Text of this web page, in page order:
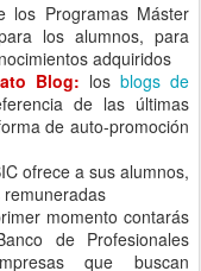
los Programas Máster
los alumnos, para
adquiridos
Blog: los blogs de
de las últimas
de auto-promoción
ofrece a sus alumnos,
momento contarás
de Profesionales
que buscan